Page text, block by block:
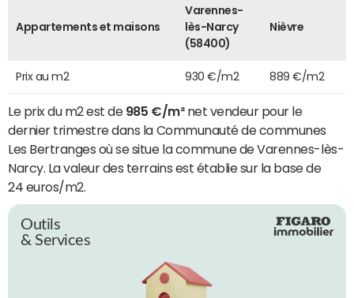
Appartements et maisons
Varennes-
lès-Narcy
(58400)
Nièvre
Prix au m2 930 €/m2 889 €/m2
Le prix du m2 est de 985 €/m²net vendeur pour le
dernier trimestre dans la Communauté de communes
Les Bertranges où se situe la commune de Varennes-lès-
Narcy. La valeur des terrains est établie sur la base de
24 euros/m2.
Outils
& Services